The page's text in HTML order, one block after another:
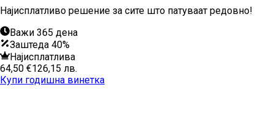
Најисплатливо решение за сите што патуваат редовно!
Важи 365 дена
Заштеда 40%
Најисплатлива
64,50 €126,15 лв.
Купи годишна винетка